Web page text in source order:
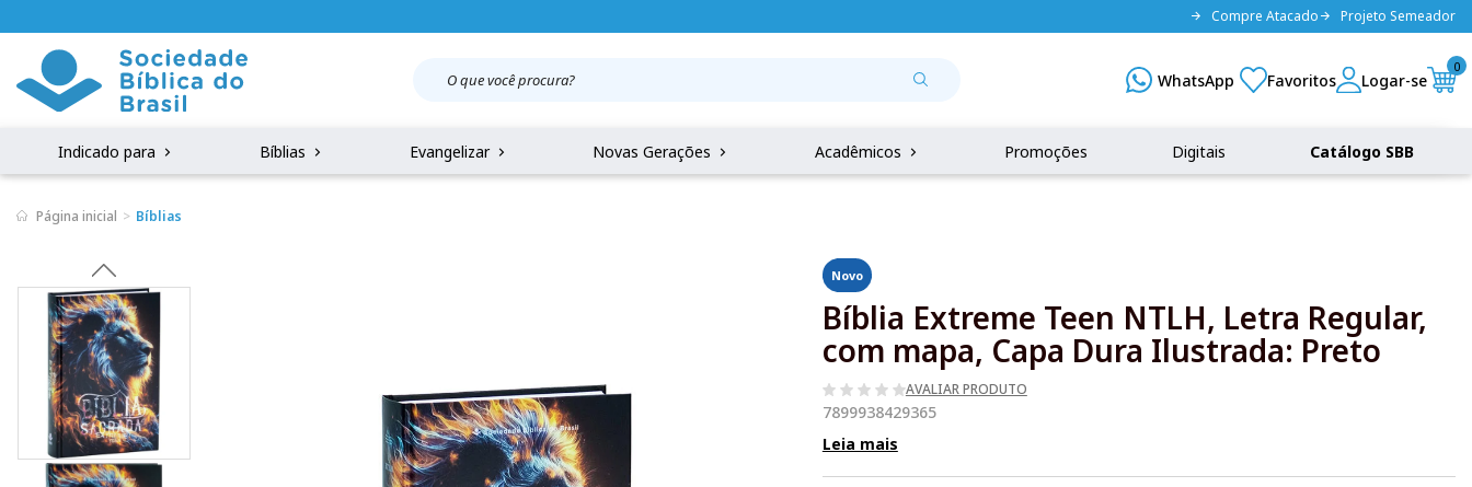
Compre Atacado Projeto Semeador
0
Indicado para Bíblias Evangelizar Novas Gerações Acadêmicos Promoções Digitais Catálogo SBB
Página inicial Bíblias
Novo
Bíblia Extreme Teen NTLH, Letra Regular,
com mapa, Capa Dura Ilustrada: Preto
AVALIAR PRODUTO
7899938429365
Leia mais